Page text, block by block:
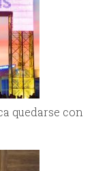
quedarse con